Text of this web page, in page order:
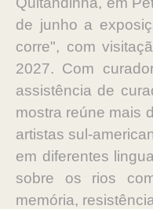
de junho a
corre", com
2027. Com
assistência de
mostra reúne mais
artistas sul-
em diferentes
sobre os rios
memória,